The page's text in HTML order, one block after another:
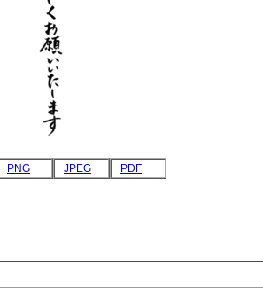
PNG JPEG PDF